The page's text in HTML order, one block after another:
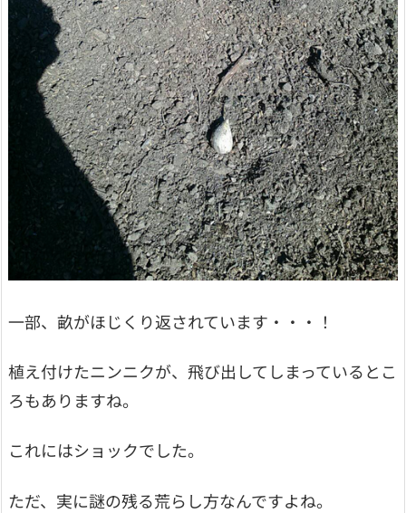
一部、畝がほじくり返されています・・・！
植え付けたニンニクが、飛び出してしまっているとこ
ろもありますね。
これにはショックでした。
ただ、実に謎の残る荒らし方なんですよね。